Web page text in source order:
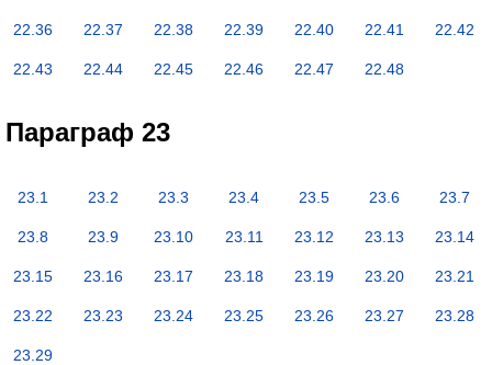
22.36 22.37 22.38 22.39 22.40 22.41 22.42
22.43 22.44 22.45 22.46 22.47 22.48
Параграф 23
23.1 23.2 23.3 23.4 23.5 23.6 23.7
23.8 23.9 23.10 23.11 23.12 23.13 23.14
23.15 23.16 23.17 23.18 23.19 23.20 23.21
23.22 23.23 23.24 23.25 23.26 23.27 23.28
23.29